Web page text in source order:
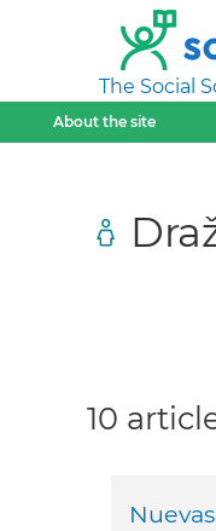
The Social
About the site
10